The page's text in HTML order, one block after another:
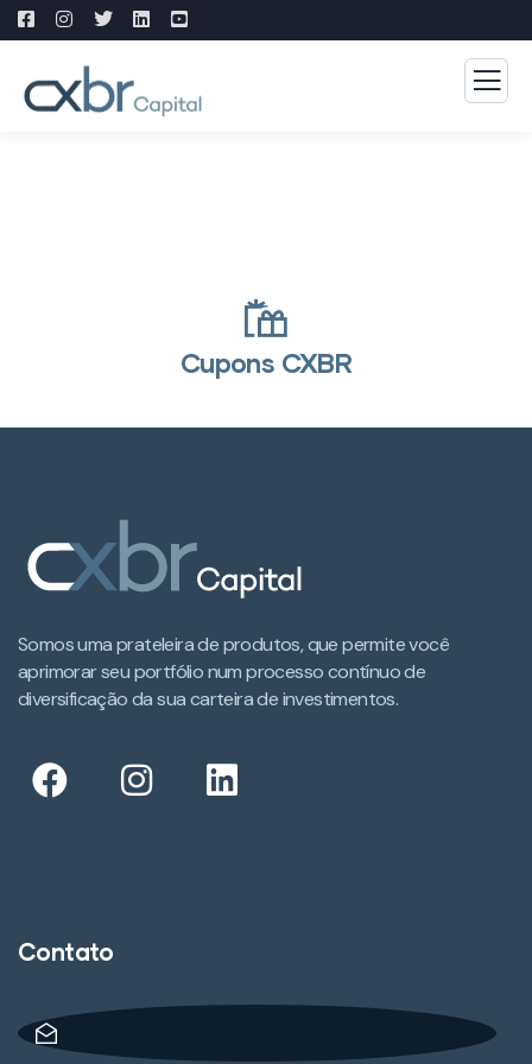
Cupons CXBR
Somos uma prateleira de produtos, que permite você
aprimorar seu portfólio num processo contínuo de
diversificação da sua carteira de investimentos.​
Contato